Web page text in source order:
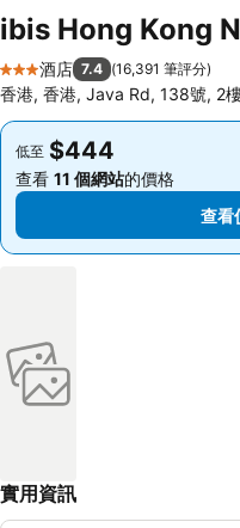
ibis Hong Kong
3 星級
酒店 7.4 (16,391 筆評分)
香港, 香港, Java Rd, 138號, 2
低至 $444
查看 11 個網站的價格
低至 $444
查看 11 個網站的價格
查看
實用資訊